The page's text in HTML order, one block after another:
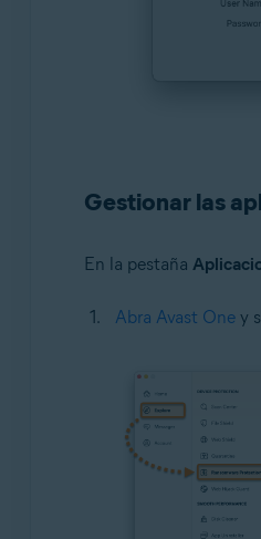
Gestionar las
En la pestaña
Abra Avast Oney